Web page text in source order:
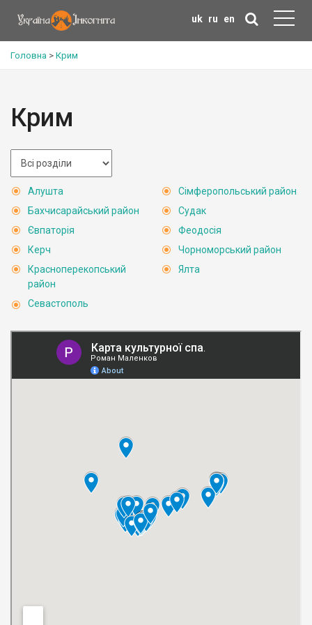
uk ru en
Головна > Крим
Крим
Алушта
Бахчисарайський район
Євпаторія
Керч
Красноперекопський
район
Севастополь
Сімферопольський район
Судак
Феодосія
Чорноморський район
Ялта